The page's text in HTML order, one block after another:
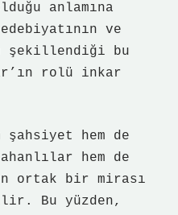
anlamına
ve
şekillendiği bu
rolü inkar
şahsiyet hem de
hem de
ortak bir mirası
Bu yüzden,